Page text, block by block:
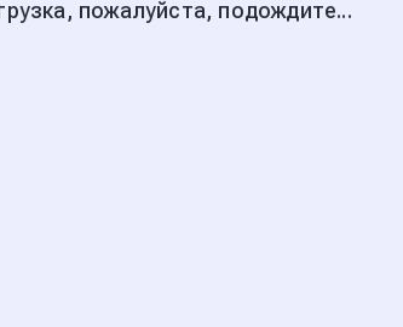
пожалуйста, подождите...